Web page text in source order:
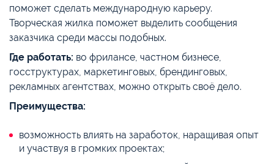
поможет сделать международную карьеру.
Творческая жилка поможет выделить сообщения
заказчика среди массы подобных.
Где работать: во фрилансе, частном бизнесе,
госструктурах, маркетинговых, брендинговых,
рекламных агентствах, можно открыть своё дело.
Преимущества:
возможность влиять на заработок, наращивая опыт
и участвуя в громких проектах;